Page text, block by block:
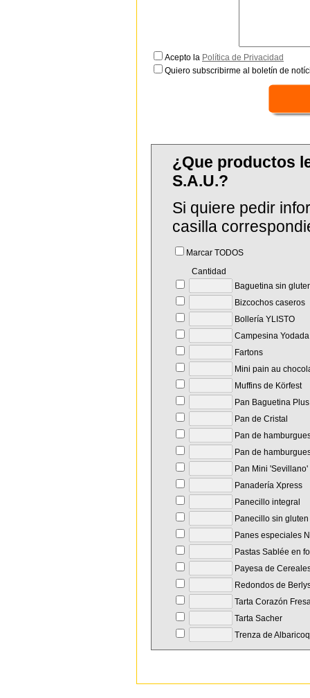
Acepto la Política de Privacidad
Quiero subscribirme al boletín de
¿Que productos
S.A.U.?
Si quiere pedir
casilla
Marcar TODOS
Cantidad
Baguetina sin
Bizcochos caseros
Bollería YLISTO
Campesina Yodada
Fartons
Mini pain au
Muffins de Körfest
Pan Baguetina Plus
Pan de Cristal
Pan de
Pan de
Pan Mini 'Sevillano'
Panadería Xpress
Panecillo integral
Panecillo sin gluten
Panes especiales
Pastas Sablée en
Payesa de
Redondos de
Tarta Corazón
Tarta Sacher
Trenza de